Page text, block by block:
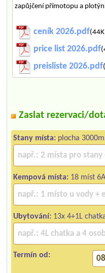
zapůjčení přímotopu a
ceník 2026.pdf
price list 2026.pdf
preisliste 2026.pdf
Zaslat rezervaci/
Stany místa: plocha
Kempová místa: 18 míst
Ubytování: 13x 4+1L
Termín od: